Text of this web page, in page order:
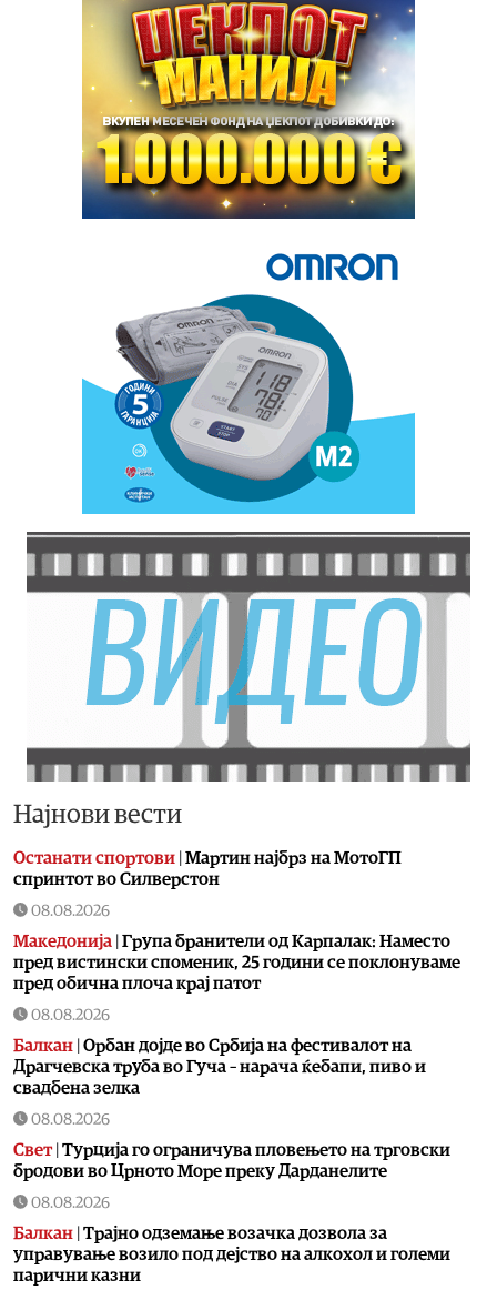
Најнови вести
Останати спортови Мартин најбрз на МотоГП
спринтот во Силверстон
08.08.2026
Македонија Група бранители од Карпалак: Наместо
пред вистински споменик, 25 години се поклонуваме
пред обична плоча крај патот
08.08.2026
Балкан Орбан дојде во Србија на фестивалот на
Драгчевска труба во Гуча – нарача ќебапи, пиво и
свадбена зелка
08.08.2026
Свет| Турција го ограничува пловењето на трговски
бродови во Црното Море преку Дарданелите
08.08.2026
Балкан Трајно одземање возачка дозвола за
управување возило под дејство на алкохол и големи
парични казни